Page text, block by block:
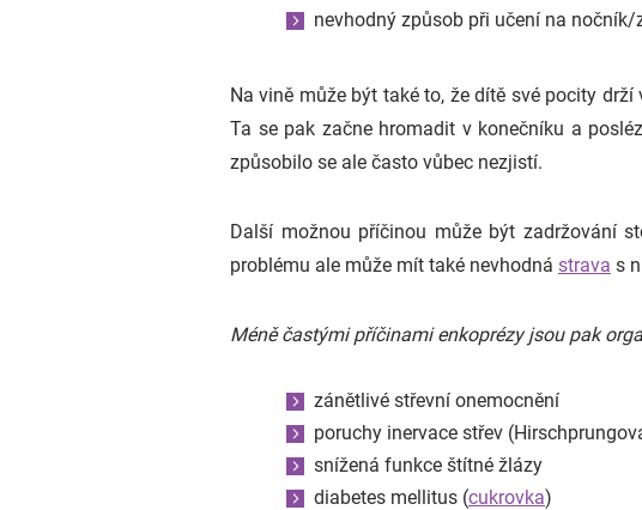
nevhodný způsob při učení na nočník/
Na vině může být také to, že dítě své pocity
Ta se pak začne hromadit v konečníku a
způsobilo se ale často vůbec nezjistí.
Další možnou příčinou může být zadržování
problému ale může mít také nevhodná strava s
Méně častými příčinami enkoprézy jsou pak
zánětlivé střevní onemocnění
poruchy inervace střev
snížená funkce štítné žlázy
diabetes mellitus (cukrovka)